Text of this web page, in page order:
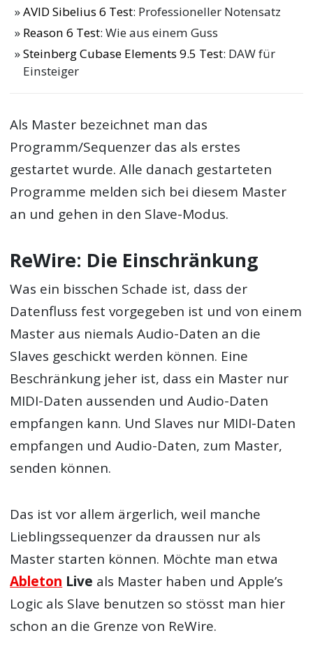
AVID Sibelius 6 Test: Professioneller Notensatz
Reason 6 Test: Wie aus einem Guss
Steinberg Cubase Elements 9.5 Test: DAW für
Einsteiger
Als Master bezeichnet man das
Programm/Sequenzer das als erstes
gestartet wurde. Alle danach gestarteten
Programme melden sich bei diesem Master
an und gehen in den Slave-Modus.
ReWire: Die Einschränkung
Was ein bisschen Schade ist, dass der
Datenfluss fest vorgegeben ist und von einem
Master aus niemals Audio-Daten an die
Slaves geschickt werden können. Eine
Beschränkung jeher ist, dass ein Master nur
MIDI-Daten aussenden und Audio-Daten
empfangen kann. Und Slaves nur MIDI-Daten
empfangen und Audio-Daten, zum Master,
senden können.
Das ist vor allem ärgerlich, weil manche
Lieblingssequenzer da draussen nur als
Master starten können. Möchte man etwa
Ableton Live als Master haben und Apple’s
Logic als Slave benutzen so stösst man hier
schon an die Grenze von ReWire.